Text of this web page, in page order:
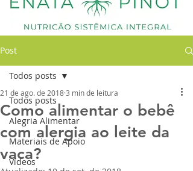
Post
Todos posts
Alegria Alimentar
Materiais de Apoio
Vídeos
Todos posts
Como alimentar o bebê
com alergia ao leite da
vaca?
21 de ago. de 20183 min de leitura